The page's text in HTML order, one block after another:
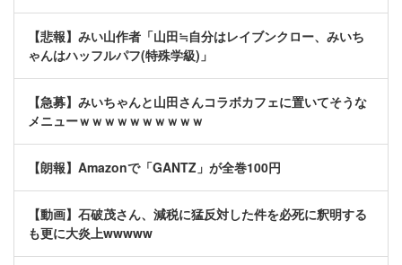
【悲報】みい山作者「山田≒自分はレイブンクロー、みいち
ゃんはハッフルパフ(特殊学級)」
【急募】みいちゃんと山田さんコラボカフェに置いてそうな
メニューｗｗｗｗｗｗｗｗｗｗ
【朗報】Amazonで「GANTZ」が全巻100円
【動画】石破茂さん、減税に猛反対した件を必死に釈明する
も更に大炎上wwwww